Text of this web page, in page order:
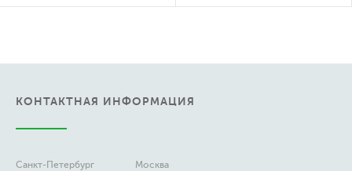
КОНТАКТНАЯ ИНФОРМАЦИЯ
Санкт-Петербург Москва